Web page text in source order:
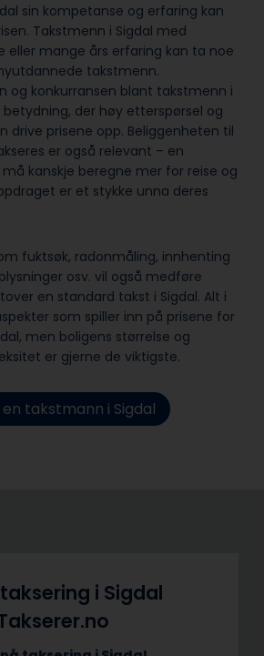
sin kompetanse og erfaring kan
Takstmenn i Sigdal med
eller mange års erfaring kan ta noe
takstmenn.
og konkurransen blant takstmenn i
betydning, der høy etterspørsel og
drive prisene opp. Beliggenheten til
er også relevant – en
kanskje beregne mer for reise og
er et stykke unna deres
fuktsøk, radonmåling, innhenting
osv. vil også medføre
en standard takst i Sigdal. Alt i
som spiller inn på prisene for
men boligens størrelse og
er gjerne de viktigste.
takstmann i Sigdal
i Sigdal